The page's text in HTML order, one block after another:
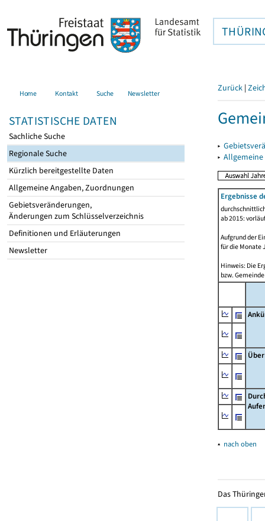
Home Kontakt Suche Newsletter
STATISTISCHE DATEN
Sachliche Suche
Regionale Suche
Kürzlich bereitgestellte Daten
Allgemeine Angaben, Zuordnungen
Gebietsveränderungen,
Änderungen zum Schlüsselverzeichnis
Definitionen und Erläuterungen
Newsletter
Zurück |
▸
▸
Ergebnisse
ab 2015:
Aufgrund der
für die Monate
Hinweis: Die
bzw.
▴ nach oben
Das